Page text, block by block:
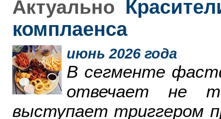
Актуально
комплаенса
июнь 2026 года
В сегменте
отвечает не
выступает триггером